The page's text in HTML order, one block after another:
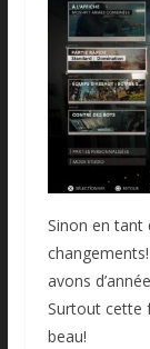
Sinon en tant
avons
Surtout cette
beau!